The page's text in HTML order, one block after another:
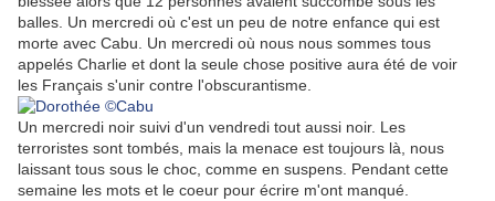
balles. Un mercredi où c'est un peu de notre enfance qui est
morte avec Cabu. Un mercredi où nous nous sommes tous
appelés Charlie et dont la seule chose positive aura été de voir
les Français s'unir contre l'obscurantisme.
Un mercredi noir suivi d'un vendredi tout aussi noir. Les
terroristes sont tombés, mais la menace est toujours là, nous
laissant tous sous le choc, comme en suspens. Pendant cette
semaine les mots et le coeur pour écrire m'ont manqué.